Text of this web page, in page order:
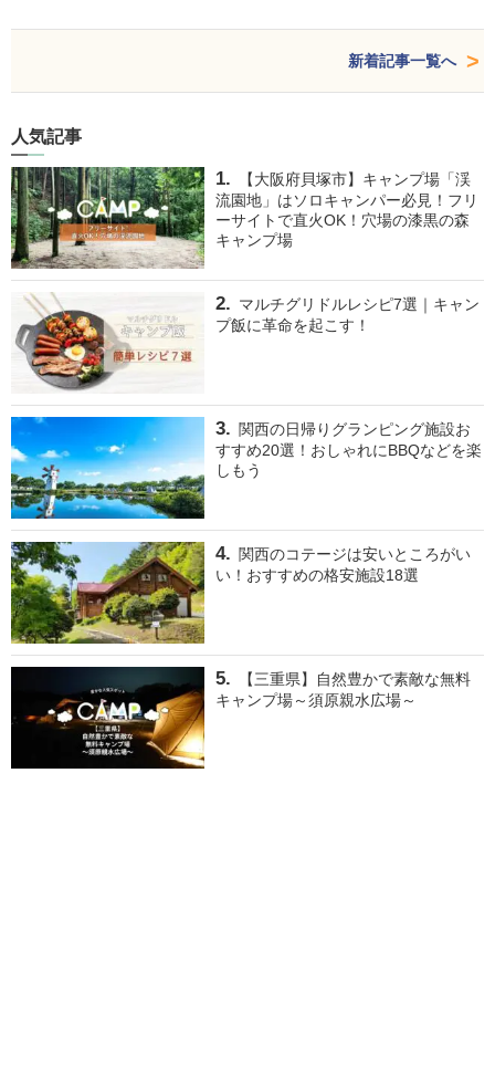
新着記事一覧へ
人気記事
【大阪府貝塚市】キャンプ場「渓
流園地」はソロキャンパー必見！フリ
ーサイトで直火OK！穴場の漆黒の森
キャンプ場
マルチグリドルレシピ7選｜キャン
プ飯に革命を起こす！
関西の日帰りグランピング施設お
すすめ20選！おしゃれにBBQなどを楽
しもう
関西のコテージは安いところがい
い！おすすめの格安施設18選
【三重県】自然豊かで素敵な無料
キャンプ場～須原親水広場～